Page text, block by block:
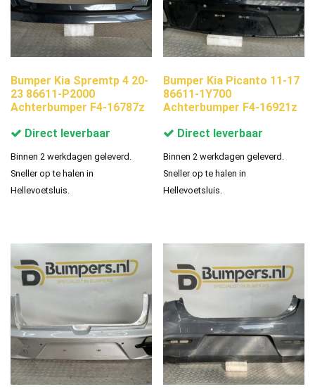
Bumper Kia Spremtp 4 20-
23 86611-P2000
Achterbumper F4-16787z
Direct leverbaar
Binnen 2 werkdagen geleverd.
Sneller op te halen in
Hellevoetsluis.
Bumper Kia Picanto 11-17
86611-1Y700
Achterbumper F4-16921z
Direct leverbaar
Binnen 2 werkdagen geleverd.
Sneller op te halen in
Hellevoetsluis.